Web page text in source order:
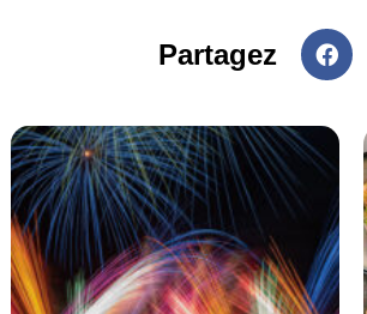
Partagez